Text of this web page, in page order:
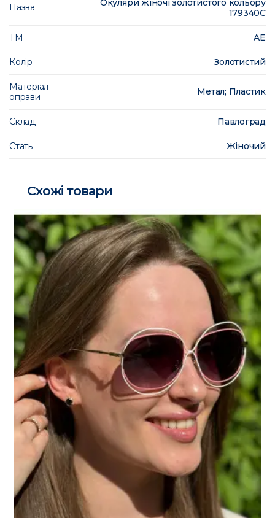
Назва
Окуляри жіночі золотистого кольору
179340C
ТМ AE
Колір Золотистий
Матеріал
оправи
Метал; Пластик
Склад Павлоград
Стать Жіночий
Схожі товари